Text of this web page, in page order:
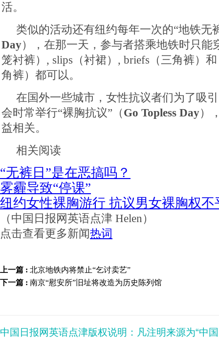
活。
类似的活动还有纽约每年一次的“地铁无
Day），在那一天，参与者搭乘地铁时只能
笼衬裤）, slips（衬裙）, briefs（三角裤）
角裤）都可以。
在国外一些城市，女性抗议者们为了吸
会时常举行“裸胸抗议”（Go Topless Day）
益相关。
相关阅读
“无裤日”是在恶搞吗？
雾霾导致“停课”
纽约女性裸胸游行 抗议男女裸胸权不
（中国日报网英语点津 Helen）
点击查看更多新闻热词
上一篇 : 北京地铁内将禁止“乞讨卖艺”
下一篇 : 南京“慰安所”旧址将改造为历史陈列馆
中国日报网英语点津版权说明：凡注明来源为“中